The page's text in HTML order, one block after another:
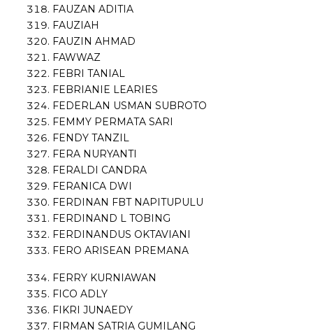
FAUZAN ADITIA
FAUZIAH
FAUZIN AHMAD
FAWWAZ
FEBRI TANIAL
FEBRIANIE LEARIES
FEDERLAN USMAN SUBROTO
FEMMY PERMATA SARI
FENDY TANZIL
FERA NURYANTI
FERALDI CANDRA
FERANICA DWI
FERDINAN FBT NAPITUPULU
FERDINAND L TOBING
FERDINANDUS OKTAVIANI
FERO ARISEAN PREMANA
FERRY KURNIAWAN
FICO ADLY
FIKRI JUNAEDY
FIRMAN SATRIA GUMILANG